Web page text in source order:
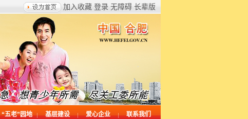
加入收藏 登录 无障碍 长辈版
“五老”园地 基层建设 爱心企业 联系我们